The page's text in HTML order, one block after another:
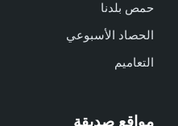
حمص بلدنا
الحصاد الأسبوعي
التعاميم
مواقع صديقة